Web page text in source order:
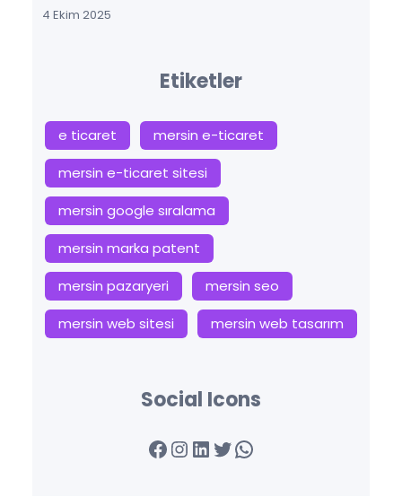
4 Ekim 2025
Etiketler
e ticaret
mersin e-ticaret
mersin e-ticaret sitesi
mersin google sıralama
mersin marka patent
mersin pazaryeri
mersin seo
mersin web sitesi
mersin web tasarım
Social Icons
Facebook InstagramLinkedIn Twitter WhatsApp